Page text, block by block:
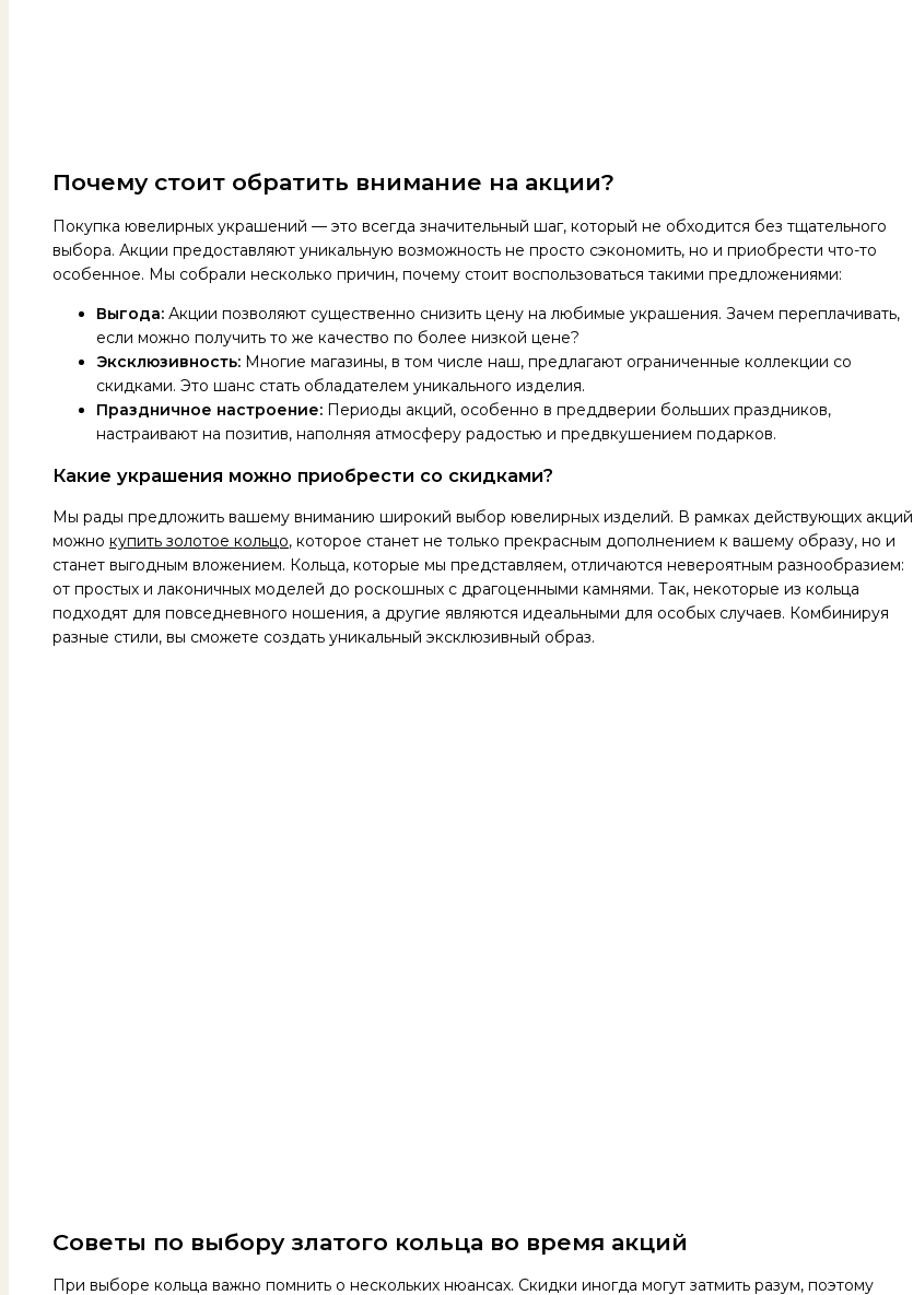
Почему стоит обратить внимание на акции?
Покупка ювелирных украшений — это всегда значительный шаг, который не обходится без тщательного
выбора. Акции предоставляют уникальную возможность не просто сэкономить, но и приобрести что-то
особенное. Мы собрали несколько причин, почему стоит воспользоваться такими предложениями:
Выгода: Акции позволяют существенно снизить цену на любимые украшения. Зачем переплачивать,
если можно получить то же качество по более низкой цене?
Эксклюзивность: Многие магазины, в том числе наш, предлагают ограниченные коллекции со
скидками. Это шанс стать обладателем уникального изделия.
Праздничное настроение: Периоды акций, особенно в преддверии больших праздников,
настраивают на позитив, наполняя атмосферу радостью и предвкушением подарков.
Какие украшения можно приобрести со скидками?
Мы рады предложить вашему вниманию широкий выбор ювелирных изделий. В рамках действующих акций
можно купить золотое кольцо, которое станет не только прекрасным дополнением к вашему образу, но и
станет выгодным вложением. Кольца, которые мы представляем, отличаются невероятным разнообразием:
от простых и лаконичных моделей до роскошных с драгоценными камнями. Так, некоторые из кольца
подходят для повседневного ношения, а другие являются идеальными для особых случаев. Комбинируя
разные стили, вы сможете создать уникальный эксклюзивный образ.
Советы по выбору златого кольца во время акций
При выборе кольца важно помнить о нескольких нюансах. Скидки иногда могут затмить разум, поэтому